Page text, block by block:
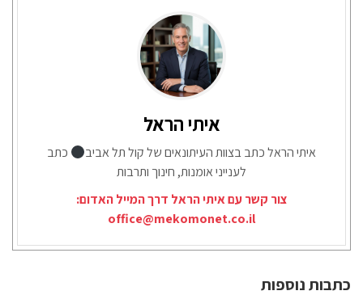
איתי הראל
איתי הראל כתב בצוות העיתונאים של קול תל אביב
כתב
לענייני אומנות, חינוך ותרבות
צור קשר עם איתי הראל דרך המייל האדום:
office@mekomonet.co.il
כתבות נוספות